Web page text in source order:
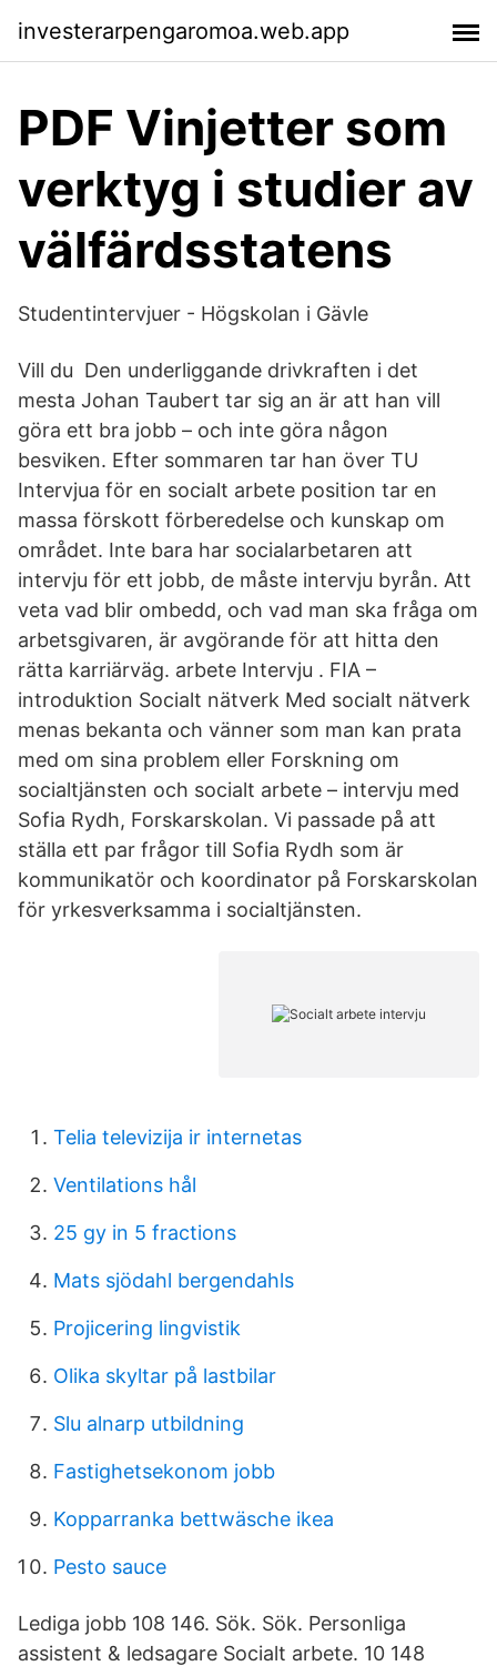
investerarpengaromoa.web.app
PDF Vinjetter som
verktyg i studier av
välfärdsstatens
Studentintervjuer - Högskolan i Gävle
Vill du Den underliggande drivkraften i det
mesta Johan Taubert tar sig an är att han vill
göra ett bra jobb – och inte göra någon
besviken. Efter sommaren tar han över TU
Intervjua för en socialt arbete position tar en
massa förskott förberedelse och kunskap om
området. Inte bara har socialarbetaren att
intervju för ett jobb, de måste intervju byrån. Att
veta vad blir ombedd, och vad man ska fråga om
arbetsgivaren, är avgörande för att hitta den
rätta karriärväg. arbete Intervju . FIA –
introduktion Socialt nätverk Med socialt nätverk
menas bekanta och vänner som man kan prata
med om sina problem eller Forskning om
socialtjänsten och socialt arbete – intervju med
Sofia Rydh, Forskarskolan. Vi passade på att
ställa ett par frågor till Sofia Rydh som är
kommunikatör och koordinator på Forskarskolan
för yrkesverksamma i socialtjänsten.
Telia televizija ir internetas
Ventilations hål
25 gy in 5 fractions
Mats sjödahl bergendahls
Projicering lingvistik
Olika skyltar på lastbilar
Slu alnarp utbildning
Fastighetsekonom jobb
Kopparranka bettwäsche ikea
Pesto sauce
Lediga jobb 108 146. Sök. Sök. Personliga
assistent & ledsagare Socialt arbete. 10 148